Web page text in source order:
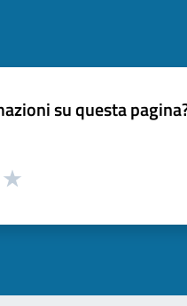
su questa